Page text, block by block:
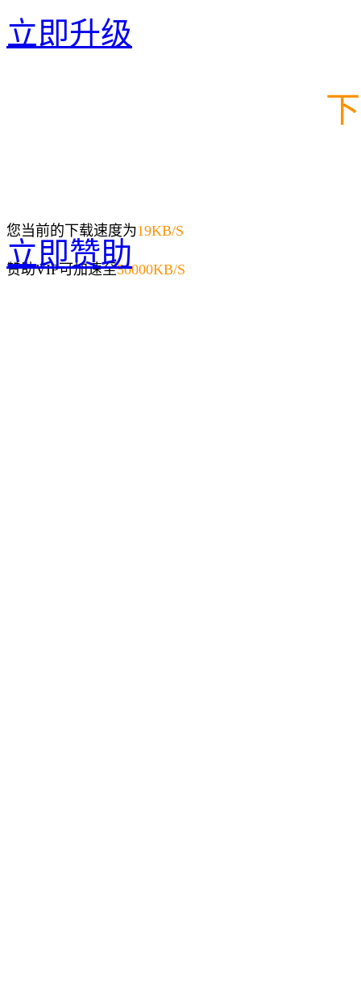
立即升级
您当前的下载速度为19KB/S
赞助VIP可加速至50000KB/S
立即赞助